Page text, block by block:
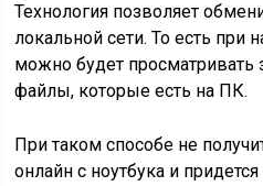
Технология позволяет
локальной сети. То есть при
можно будет
файлы, которые есть на ПК.
При таком способе не
онлайн с ноутбука и